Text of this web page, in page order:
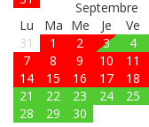
Septembre
Lu
Ma Me Je Ve
31
1 2 3 4
7
8 9 10 11
14
15 16 17 18
21
22 23 24 25
28
29
30